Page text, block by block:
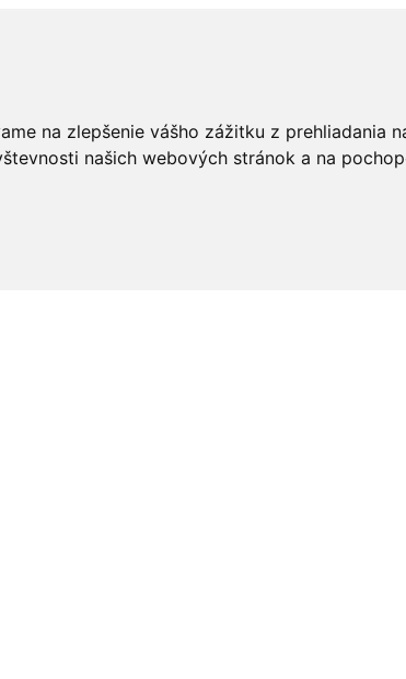
na zlepšenie vášho zážitku z prehliadania
našich webových stránok a na